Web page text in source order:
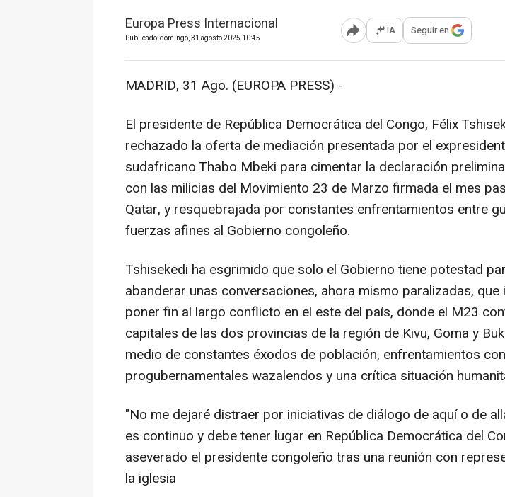
Europa Press Internacional
Publicado: domingo, 31 agosto 2025 10:45 Abrir opciones para
IA Seguir en
MADRID, 31 Ago. (EUROPA PRESS) -
El presidente de República Democrática del Congo, Félix
rechazado la oferta de mediación presentada por el
sudafricano Thabo Mbeki para cimentar la declaración
con las milicias del Movimiento 23 de Marzo firmada el mes
Qatar, y resquebrajada por constantes enfrentamientos entre
fuerzas afines al Gobierno congoleño.
Tshisekedi ha esgrimido que solo el Gobierno tiene potestad
abanderar unas conversaciones, ahora mismo paralizadas, que
poner fin al largo conflicto en el este del país, donde el M23
capitales de las dos provincias de la región de Kivu, Goma y
medio de constantes éxodos de población, enfrentamientos
progubernamentales wazalendos y una crítica situación
"No me dejaré distraer por iniciativas de diálogo de aquí o de
es continuo y debe tener lugar en República Democrática del
aseverado el presidente congoleño tras una reunión con
la iglesia